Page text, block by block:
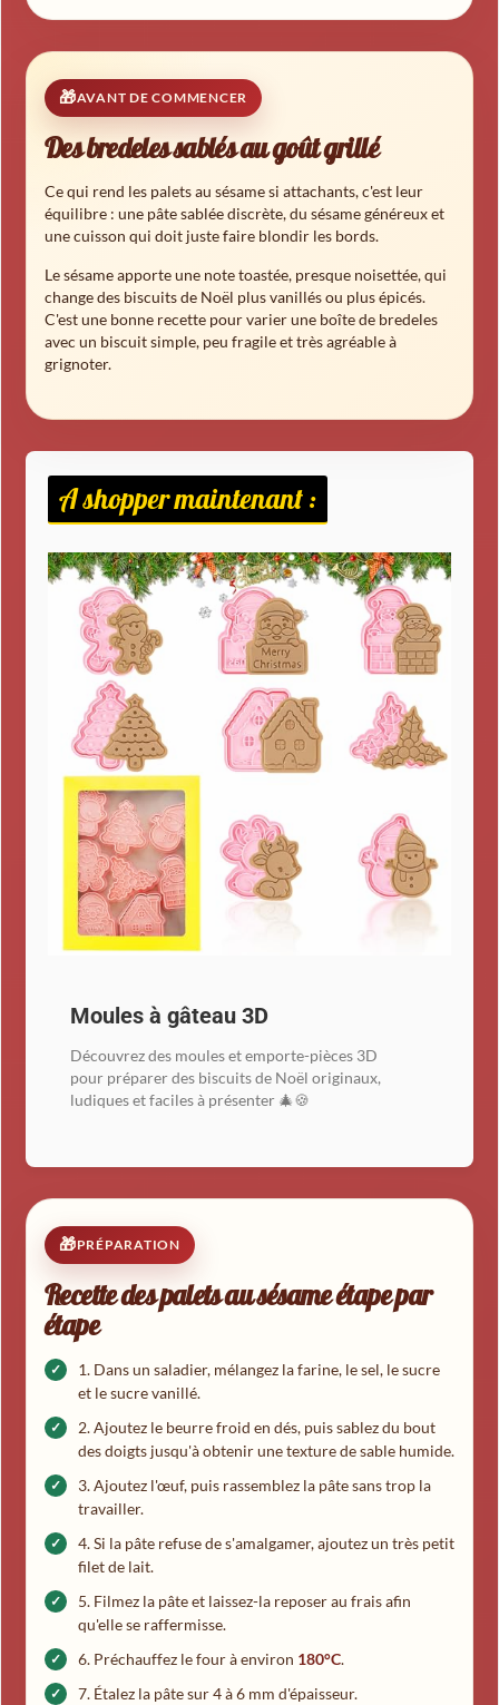
AVANT DE COMMENCER
Des bredeles sablés au goût grillé
Ce qui rend les palets au sésame si attachants, c'est leur
équilibre : une pâte sablée discrète, du sésame généreux et
une cuisson qui doit juste faire blondir les bords.
Le sésame apporte une note toastée, presque noisettée, qui
change des biscuits de Noël plus vanillés ou plus épicés.
C'est une bonne recette pour varier une boîte de bredeles
avec un biscuit simple, peu fragile et très agréable à
grignoter.
A shopper maintenant :
Moules à gâteau 3D
Découvrez des moules et emporte-pièces 3D
pour préparer des biscuits de Noël originaux,
ludiques et faciles à présenter 🎄🍪
PRÉPARATION
Recette des palets au sésame étape par
étape
Dans un saladier, mélangez la farine, le sel, le sucre
et le sucre vanillé.
Ajoutez le beurre froid en dés, puis sablez du bout
des doigts jusqu'à obtenir une texture de sable humide.
Ajoutez l'œuf, puis rassemblez la pâte sans trop la
travailler.
Si la pâte refuse de s'amalgamer, ajoutez un très petit
filet de lait.
Filmez la pâte et laissez-la reposer au frais afin
qu'elle se raffermisse.
Préchauffez le four à environ 180°C.
Étalez la pâte sur 4 à 6 mm d'épaisseur.